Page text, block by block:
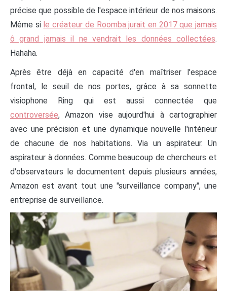
précise que possible de l'espace intérieur de nos maisons.
Même si le créateur de Roomba jurait en 2017 que jamais
ô grand jamais il ne vendrait les données collectées.
Hahaha.
Après être déjà en capacité d'en maîtriser l'espace
frontal, le seuil de nos portes, grâce à sa sonnette
visiophone Ring qui est aussi connectée que
controversée, Amazon vise aujourd'hui à cartographier
avec une précision et une dynamique nouvelle l'intérieur
de chacune de nos habitations. Via un aspirateur. Un
aspirateur à données. Comme beaucoup de chercheurs et
d'observateurs le documentent depuis plusieurs années,
Amazon est avant tout une "surveillance company", une
entreprise de surveillance.